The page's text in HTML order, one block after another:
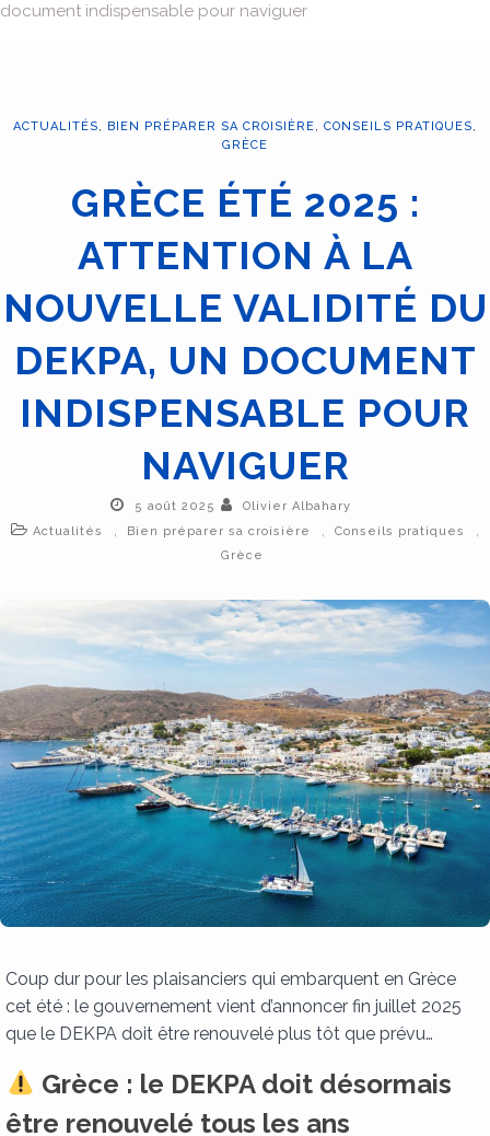
document indispensable pour naviguer
ACTUALITÉS, BIEN PRÉPARER SA CROISIÈRE, CONSEILS PRATIQUES,
GRÈCE
GRÈCE ÉTÉ 2025 :
ATTENTION À LA
NOUVELLE VALIDITÉ DU
DEKPA, UN DOCUMENT
INDISPENSABLE POUR
NAVIGUER
5 août 2025
Olivier Albahary
Actualités
Bien préparer sa croisière Conseils pratiques
Grèce
Coup dur pour les plaisanciers qui embarquent en Grèce
cet été : le gouvernement vient d’annoncer fin juillet 2025
que le DEKPA doit être renouvelé plus tôt que prévu…
Grèce : le DEKPA doit désormais
être renouvelé tous les ans